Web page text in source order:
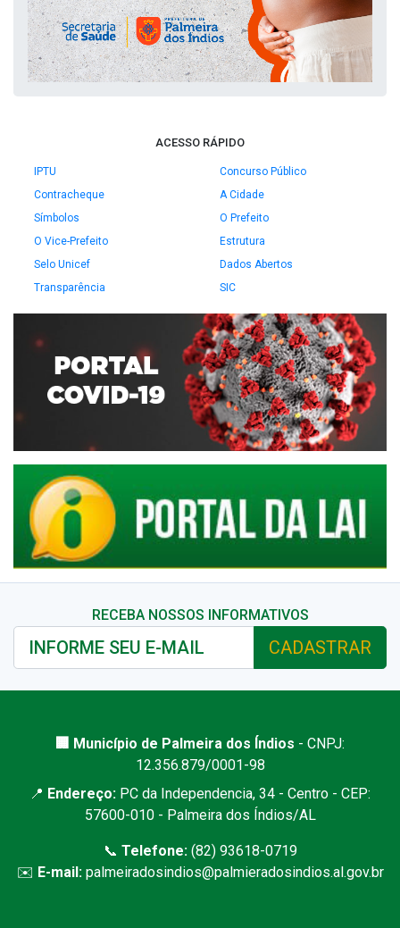
ACESSO RÁPIDO
IPTU
Concurso Público
Contracheque
A Cidade
Símbolos
O Prefeito
O Vice-Prefeito
Estrutura
Selo Unicef
Dados Abertos
Transparência
SIC
RECEBA NOSSOS INFORMATIVOS
CADASTRAR
🏢 Município de Palmeira dos Índios - CNPJ:
12.356.879/0001-98
📍 Endereço: PC da Independencia, 34 - Centro - CEP:
57600-010 - Palmeira dos Índios/AL
📞 Telefone:(82) 93618-0719
✉️ E-mail: palmeiradosindios@palmieradosindios.al.gov.br